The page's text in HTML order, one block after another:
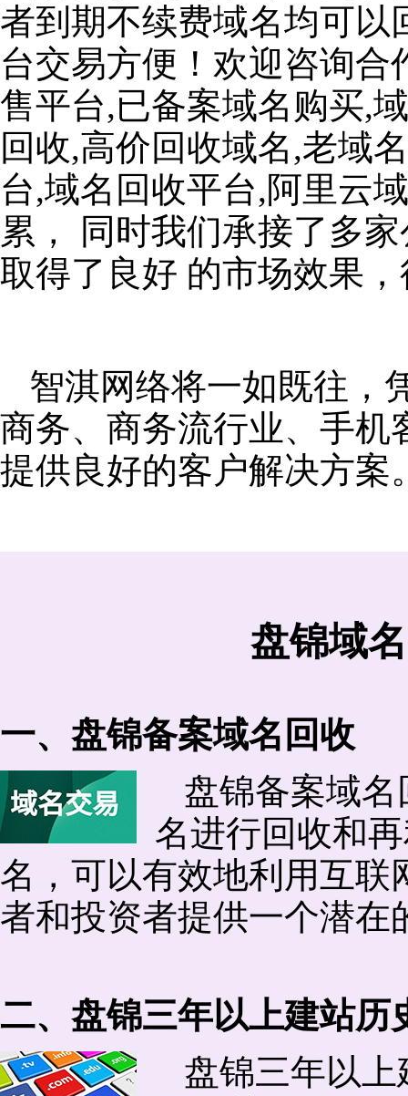
者到期不续费域名均可以
台交易方便！欢迎咨询
售平台,已备案域名购买,
回收,高价回收域名,老域
台,域名回收平台,阿里云
累， 同时我们承接了多
取得了良好 的市场效果
智淇网络将一如既往，
商务、商务流行业、手机
提供良好的客户解决方案
盘锦域
一、盘锦备案域名回收
盘锦备案域
名进行回收和
名，可以有效地利用互联
者和投资者提供一个潜在
二、盘锦三年以上建站历
盘锦三年以